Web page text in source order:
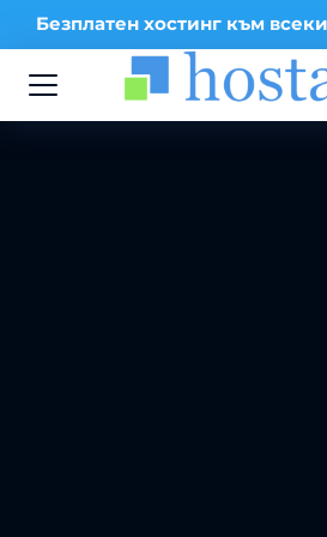
Безплатен хостинг към